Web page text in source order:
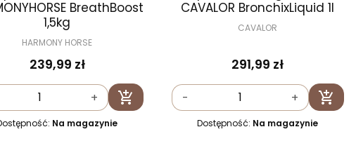
BreathBoost
1,5kg
HARMONY HORSE
239,99 zł
+ 
Dodaj do koszyka
Na magazynie
CAVALOR BronchixLiquid 1l
CAVALOR
291,99 zł
- + 
Dostępność: Na magazynie